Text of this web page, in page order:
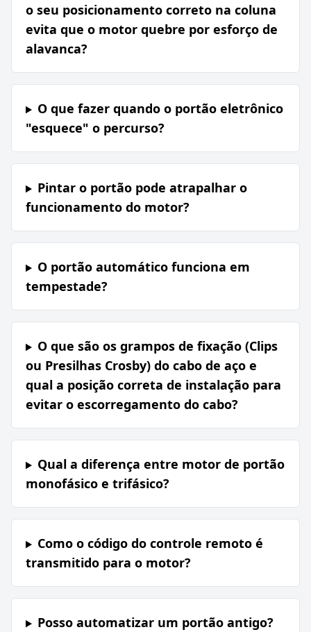
o seu posicionamento correto na coluna
evita que o motor quebre por esforço de
alavanca?
O que fazer quando o portão eletrônico
"esquece" o percurso?
Pintar o portão pode atrapalhar o
funcionamento do motor?
O portão automático funciona em
tempestade?
O que são os grampos de fixação (Clips
ou Presilhas Crosby) do cabo de aço e
qual a posição correta de instalação para
evitar o escorregamento do cabo?
Qual a diferença entre motor de portão
monofásico e trifásico?
Como o código do controle remoto é
transmitido para o motor?
Posso automatizar um portão antigo?